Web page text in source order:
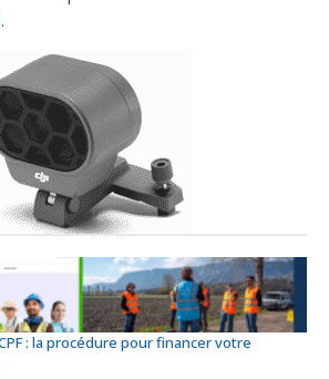
.
: la procédure pour financer votre